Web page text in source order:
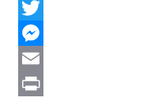
WhatsApp
Twitter
Messenger
Email